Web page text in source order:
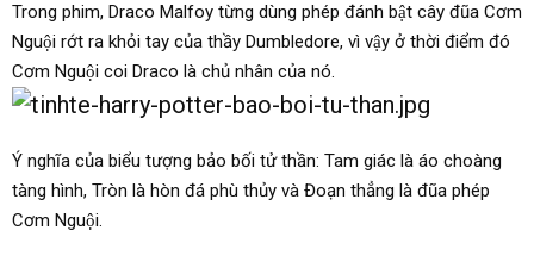
Trong phim, Draco Malfoy từng dùng phép đánh bật cây đũa Cơm
Nguội rớt ra khỏi tay của thầy Dumbledore, vì vậy ở thời điểm đó
Cơm Nguội coi Draco là chủ nhân của nó.
Ý nghĩa của biểu tượng bảo bối tử thần: Tam giác là áo choàng
tàng hình, Tròn là hòn đá phù thủy và Đoạn thẳng là đũa phép
Cơm Nguội.